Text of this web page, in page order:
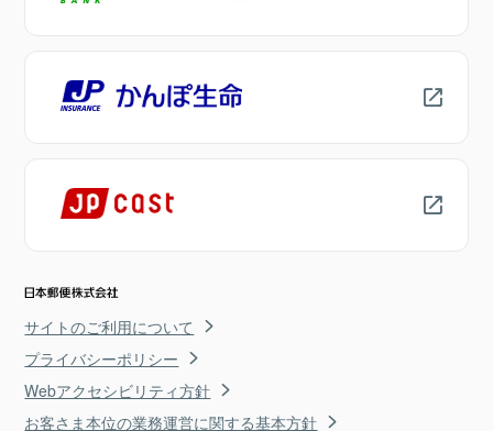
サイトのご利用について
プライバシーポリシー
Webアクセシビリティ方針
お客さま本位の業務運営に関する基本方針